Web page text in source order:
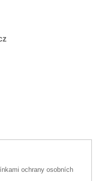
ochrany osobních